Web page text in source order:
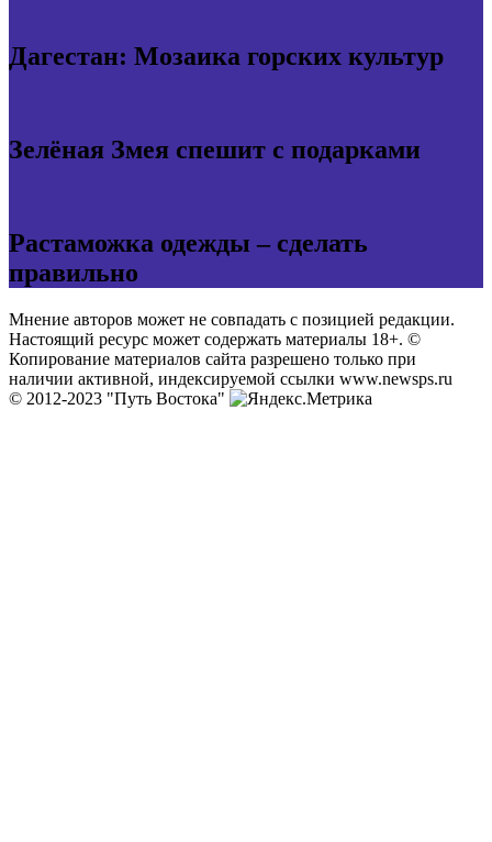
Дагестан: Мозаика горских культур
Зелёная Змея спешит с подарками
Растаможка одежды – сделать
правильно
Мнение авторов может не совпадать с позицией редакции.
Настоящий ресурс может содержать материалы 18+. ©
Копирование материалов сайта разрешено только при
наличии активной, индексируемой ссылки www.newsps.ru
© 2012-2023 "Путь Востока"